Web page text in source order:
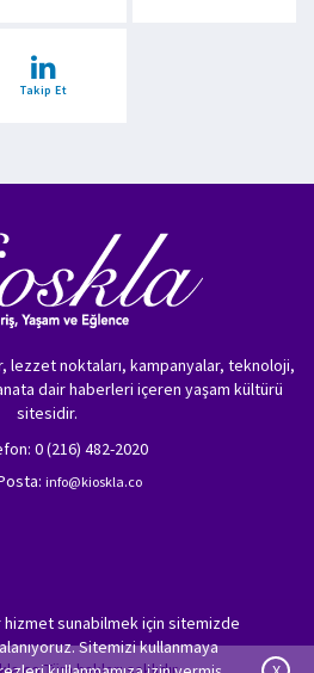
Takip Et
sunabilmek için sitemizde
Sitemizi kullanmaya
lezzet noktaları, kampanyalar, teknoloji,
dair haberleri içeren yaşam kültürü
sitesidir.
0 (216) 482-2020
info@kioskla.co